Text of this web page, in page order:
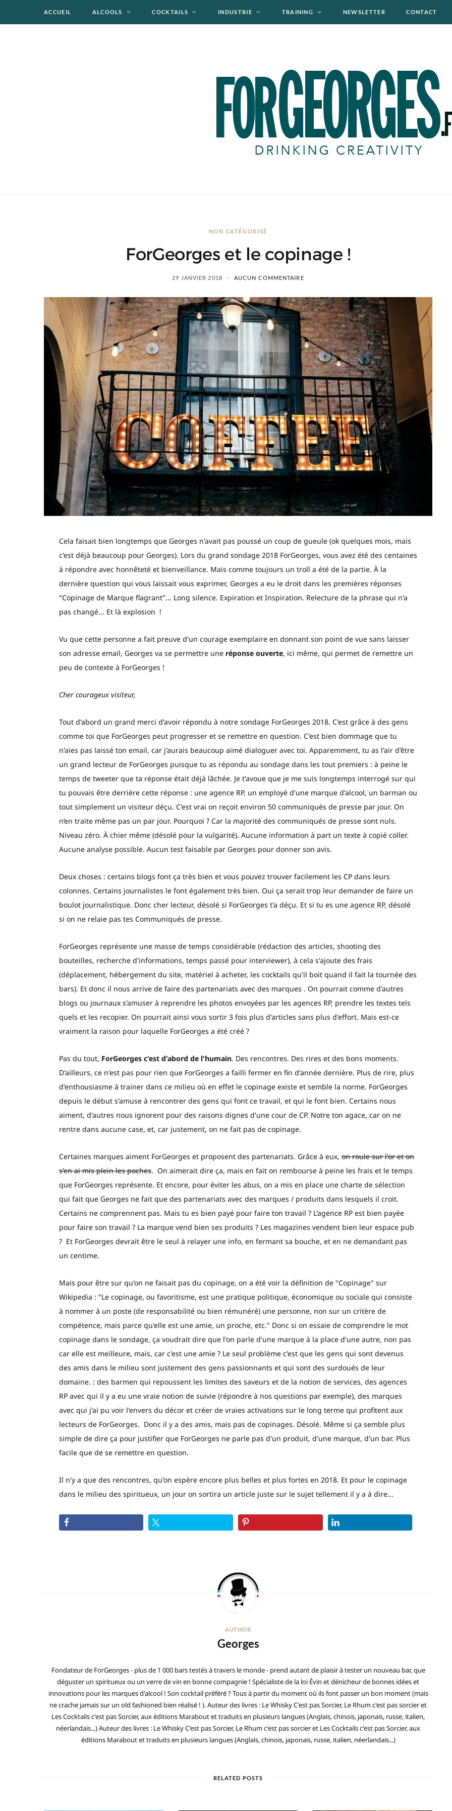
ACCUEIL ALCOOLS COCKTAILS INDUSTRIE TRAINING NEWSLETTER CONTACT
NON CATÉGORISÉ
ForGeorges et le copinage !
29 JANVIER 2018 AUCUN COMMENTAIRE
Cela faisait bien longtemps que Georges n'avait pas poussé un coup de gueule (ok quelques mois, mais
c'est déjà beaucoup pour Georges). Lors du grand sondage 2018 ForGeorges, vous avez été des centaines
à répondre avec honnêteté et bienveillance. Mais comme toujours un troll a été de la partie. À la
dernière question qui vous laissait vous exprimer, Georges a eu le droit dans les premières réponses
"Copinage de Marque flagrant"... Long silence. Expiration et Inspiration. Relecture de la phrase qui n'a
pas changé... Et là explosion !
Vu que cette personne a fait preuve d'un courage exemplaire en donnant son point de vue sans laisser
son adresse email, Georges va se permettre une réponse ouverte, ici même, qui permet de remettre un
peu de contexte à ForGeorges !
Cher courageux visiteur,
Tout d'abord un grand merci d'avoir répondu à notre sondage ForGeorges 2018. C'est grâce à des gens
comme toi que ForGeorges peut progresser et se remettre en question. C'est bien dommage que tu
n'aies pas laissé ton email, car j'aurais beaucoup aimé dialoguer avec toi. Apparemment, tu as l'air d'être
un grand lecteur de ForGeorges puisque tu as répondu au sondage dans les tout premiers : à peine le
temps de tweeter que ta réponse était déjà lâchée. Je t'avoue que je me suis longtemps interrogé sur qui
tu pouvais être derrière cette réponse : une agence RP, un employé d'une marque d'alcool, un barman ou
tout simplement un visiteur déçu. C'est vrai on reçoit environ 50 communiqués de presse par jour. On
n’en traite même pas un par jour. Pourquoi ? Car la majorité des communiqués de presse sont nuls.
Niveau zéro. À chier même (désolé pour la vulgarité). Aucune information à part un texte à copié coller.
Aucune analyse possible. Aucun test faisable par Georges pour donner son avis.
Deux choses : certains blogs font ça très bien et vous pouvez trouver facilement les CP dans leurs
colonnes. Certains journalistes le font également très bien. Oui ça serait trop leur demander de faire un
boulot journalistique. Donc cher lecteur, désolé si ForGeorges t'a déçu. Et si tu es une agence RP, désolé
si on ne relaie pas tes Communiqués de presse.
ForGeorges représente une masse de temps considérable (rédaction des articles, shooting des
bouteilles, recherche d'informations, temps passé pour interviewer), à cela s'ajoute des frais
(déplacement, hébergement du site, matériel à acheter, les cocktails qu'il boit quand il fait la tournée des
bars). Et donc il nous arrive de faire des partenariats avec des marques . On pourrait comme d'autres
blogs ou journaux s'amuser à reprendre les photos envoyées par les agences RP, prendre les textes tels
quels et les recopier. On pourrait ainsi vous sortir 3 fois plus d'articles sans plus d'effort. Mais est-ce
vraiment la raison pour laquelle ForGeorges a été créé ?
Pas du tout, ForGeorges c'est d'abord de l'humain. Des rencontres. Des rires et des bons moments.
D'ailleurs, ce n'est pas pour rien que ForGeorges a failli fermer en fin d'année dernière. Plus de rire, plus
d'enthousiasme à trainer dans ce milieu où en effet le copinage existe et semble la norme. ForGeorges
depuis le début s'amuse à rencontrer des gens qui font ce travail, et qui le font bien. Certains nous
aiment, d'autres nous ignorent pour des raisons dignes d'une cour de CP. Notre ton agace, car on ne
rentre dans aucune case, et, car justement, on ne fait pas de copinage.
Certaines marques aiment ForGeorges et proposent des partenariats. Grâce à eux, on roule sur l'or et on
s'en ai mis plein les poches. On aimerait dire ça, mais en fait on rembourse à peine les frais et le temps
que ForGeorges représente. Et encore, pour éviter les abus, on a mis en place une charte de sélection
qui fait que Georges ne fait que des partenariats avec des marques / produits dans lesquels il croit.
Certains ne comprennent pas. Mais tu es bien payé pour faire ton travail ? L'agence RP est bien payée
pour faire son travail ? La marque vend bien ses produits ? Les magazines vendent bien leur espace pub
? Et ForGeorges devrait être le seul à relayer une info, en fermant sa bouche, et en ne demandant pas
un centime.
Mais pour être sur qu'on ne faisait pas du copinage, on a été voir la définition de "Copinage" sur
Wikipedia : "Le copinage, ou favoritisme, est une pratique politique, économique ou sociale qui consiste
à nommer à un poste (de responsabilité ou bien rémunéré) une personne, non sur un critère de
compétence, mais parce qu'elle est une amie, un proche, etc." Donc si on essaie de comprendre le mot
copinage dans le sondage, ça voudrait dire que l'on parle d'une marque à la place d'une autre, non pas
car elle est meilleure, mais, car c'est une amie ? Le seul problème c'est que les gens qui sont devenus
des amis dans le milieu sont justement des gens passionnants et qui sont des surdoués de leur
domaine. : des barmen qui repoussent les limites des saveurs et de la notion de services, des agences
RP avec qui il y a eu une vraie notion de suivie (répondre à nos questions par exemple), des marques
avec qui j'ai pu voir l'envers du décor et créer de vraies activations sur le long terme qui profitent aux
lecteurs de ForGeorges. Donc il y a des amis, mais pas de copinages. Désolé. Même si ça semble plus
simple de dire ça pour justifier que ForGeorges ne parle pas d'un produit, d'une marque, d'un bar. Plus
facile que de se remettre en question.
Il n'y a que des rencontres, qu'on espère encore plus belles et plus fortes en 2018. Et pour le copinage
dans le milieu des spiritueux, un jour on sortira un article juste sur le sujet tellement il y a à dire...
AUTHOR
Georges
Fondateur de ForGeorges - plus de 1 000 bars testés à travers le monde - prend autant de plaisir à tester un nouveau bar, que
déguster un spiritueux ou un verre de vin en bonne compagnie ! Spécialiste de la loi Évin et dénicheur de bonnes idées et
innovations pour les marques d'alcool ! Son cocktail préféré ? Tous à partir du moment où ils font passer un bon moment (mais
ne crache jamais sur un old fashioned bien réalisé ! ). Auteur des livres : Le Whisky C'est pas Sorcier, Le Rhum c'est pas sorcier et
Les Cocktails c'est pas Sorcier, aux éditions Marabout et traduits en plusieurs langues (Anglais, chinois, japonais, russe, italien,
néerlandais...) Auteur des livres : Le Whisky C'est pas Sorcier, Le Rhum c'est pas sorcier et Les Cocktails c'est pas Sorcier, aux
éditions Marabout et traduits en plusieurs langues (Anglais, chinois, japonais, russe, italien, néerlandais...)
RELATED POSTS